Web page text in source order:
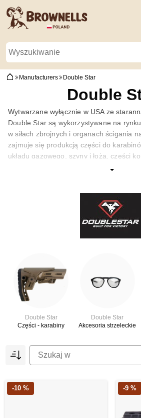
Manufacturers Double Star
Double
Wytwarzane wyłącznie w USA ze
Double Star są wykorzystywane na
w siłach zbrojnych i organach ścigania
zajmuje się produkcją części do
układu gazowego, szyny i łoża, części
Double Star
Części - karabiny
Double Star
Akcesoria strzeleckie
-10 % -9 %